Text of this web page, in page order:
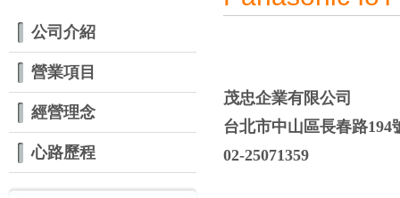
公司介紹
營業項目
經營理念
心路歷程
茂忠企業有限公司
台北市中山區長春路194
02-25071359